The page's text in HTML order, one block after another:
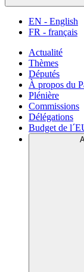
EN - English
FR - français
Actualité
Thèmes
Députés
À propos du
Plénière
Commissions
Délégations
Budget de